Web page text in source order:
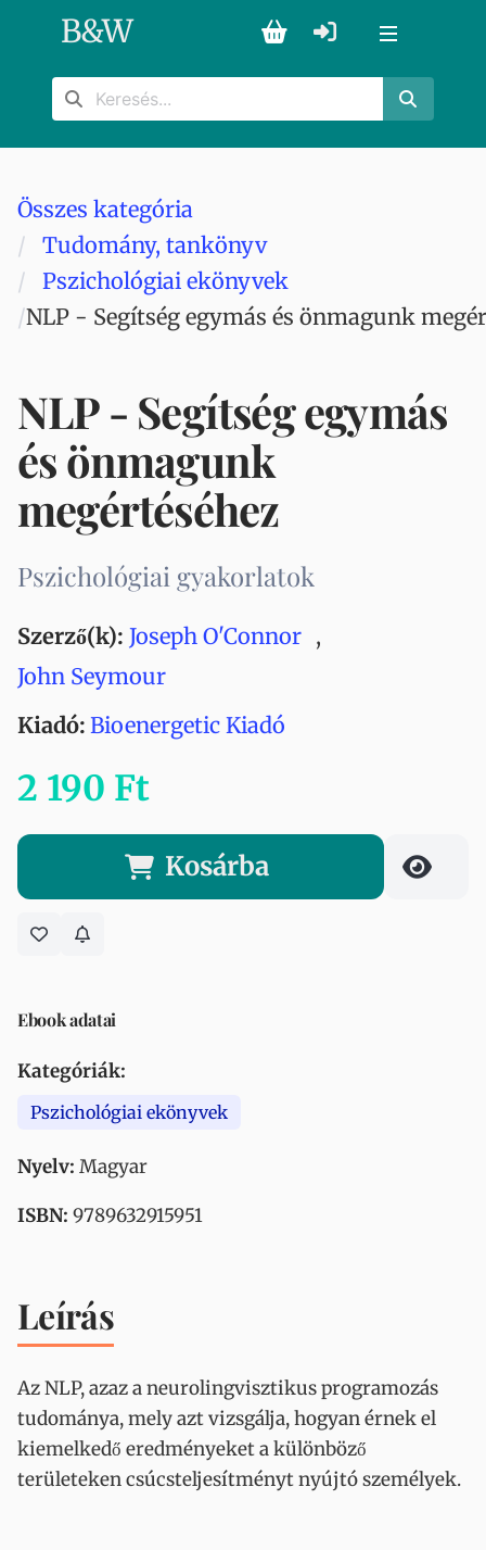
B&W
Összes kategória
Tudomány, tankönyv
Pszichológiai ekönyvek
NLP - Segítség egymás és önmagunk
NLP - Segítség egymás
és önmagunk
megértéséhez
Pszichológiai gyakorlatok
Szerző(k): Joseph O'Connor ,
John Seymour
Kiadó: Bioenergetic Kiadó
2 190 Ft
Kosárba
Ebook adatai
Kategóriák:
Pszichológiai ekönyvek
Nyelv: Magyar
ISBN: 9789632915951
Leírás
Az NLP, azaz a neurolingvisztikus programozás
tudománya, mely azt vizsgálja, hogyan érnek el
kiemelkedő eredményeket a különböző
területeken csúcsteljesítményt nyújtó személyek.